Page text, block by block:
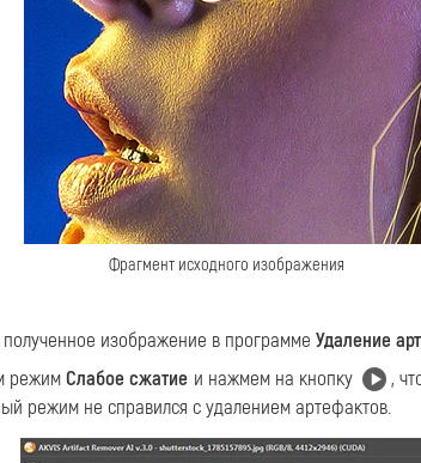
Фрагмент исходного изображения
изображение в программе Удаление
режимСлабое сжатие и нажмем на кнопку
,
режим не справился с удалением артефактов.